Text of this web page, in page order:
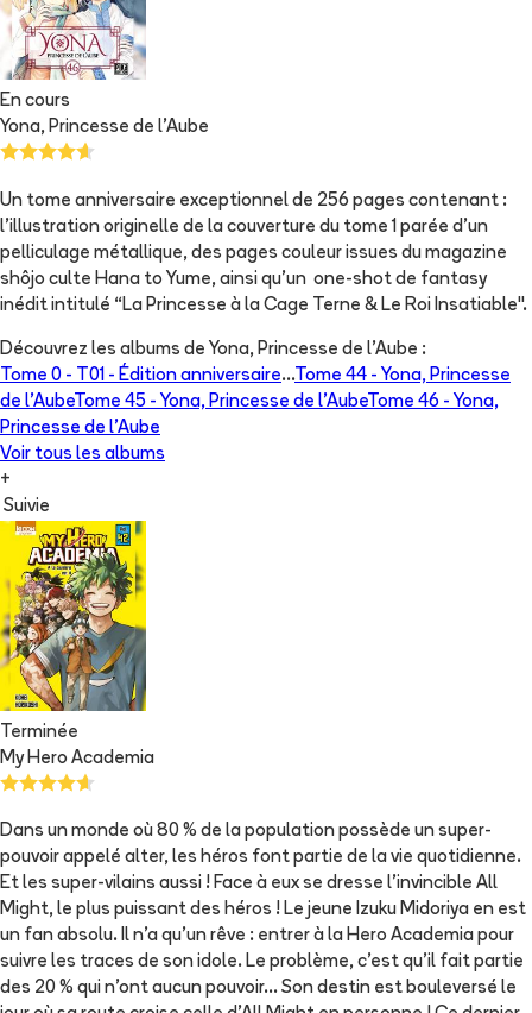
En cours
Yona, Princesse de l'Aube
Un tome anniversaire exceptionnel de 256 pages contenant :
l’illustration originelle de la couverture du tome 1 parée d’un
pelliculage métallique, des pages couleur issues du magazine
shôjo culte Hana to Yume, ainsi qu'un one-shot de fantasy
inédit intitulé “La Princesse à la Cage Terne & Le Roi Insatiable".
Découvrez les albums de Yona, Princesse de l'Aube :
Tome 0 -
T01 - Édition anniversaire...Tome 44 - Yona, Princesse
de l'AubeTome 45 - Yona, Princesse de l'AubeTome 46 - Yona,
Princesse de l'Aube
Voir tous les albums
+
Suivie
Terminée
My Hero Academia
Dans un monde où 80 % de la population possède un super-
pouvoir appelé alter, les héros font partie de la vie quotidienne.
Et les super-vilains aussi ! Face à eux se dresse l’invincible All
Might, le plus puissant des héros ! Le jeune Izuku Midoriya en est
un fan absolu. Il n’a qu’un rêve : entrer à la Hero Academia pour
suivre les traces de son idole. Le problème, c’est qu’il fait partie
des 20 % qui n’ont aucun pouvoir… Son destin est bouleversé le